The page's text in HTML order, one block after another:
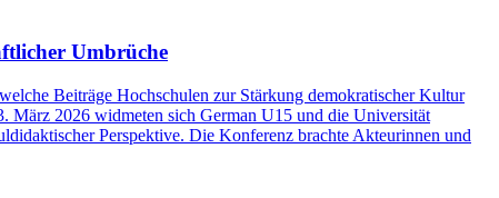
Umbrüche
Beiträge Hochschulen zur Stärkung demokratischer Kultur
März 2026 widmeten sich German U15 und die Universität
Perspektive. Die Konferenz brachte Akteurinnen und